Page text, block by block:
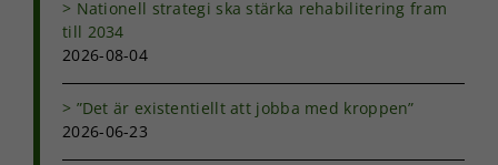
Nationell strategi ska stärka rehabilitering fram
till 2034
2026-08-04
”Det är existentiellt att jobba med kroppen”
2026-06-23